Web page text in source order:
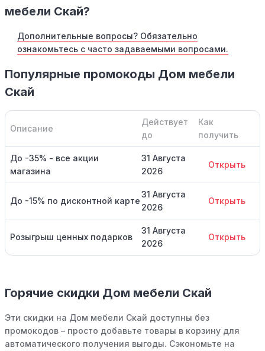
мебели Скай?
Дополнительные вопросы? Обязательно
ознакомьтесь с часто задаваемыми вопросами.
Популярные промокоды Дом мебели
Скай
Описание
Действует
до
Как
получить
До -35% - все акции
магазина
31 Августа
2026
Открыть
До -15% по дисконтной карте
31 Августа
2026
Открыть
Розыгрыш ценных подарков
31 Августа
2026
Открыть
Горячие скидки Дом мебели Скай
Эти скидки на Дом мебели Скай доступны без
промокодов – просто добавьте товары в корзину для
автоматического получения выгоды. Сэкономьте на